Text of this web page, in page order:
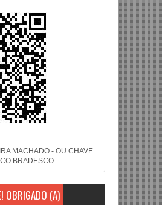
MACHADO - OU CHAVE
BRADESCO
OBRIGADO (A)